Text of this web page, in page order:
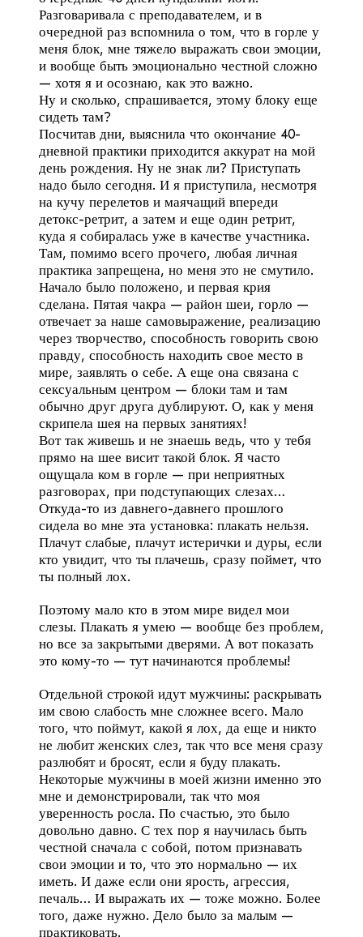
Разговаривала с преподавателем, и в
очередной раз вспомнила о том, что в горле у
меня блок, мне тяжело выражать свои эмоции,
и вообще быть эмоционально честной сложно
— хотя я и осознаю, как это важно.
Ну и сколько, спрашивается, этому блоку еще
сидеть там?
Посчитав дни, выяснила что окончание 40-
дневной практики приходится аккурат на мой
день рождения. Ну не знак ли? Приступать
надо было сегодня. И я приступила, несмотря
на кучу перелетов и маячащий впереди
детокс-ретрит, а затем и еще один ретрит,
куда я собиралась уже в качестве участника.
Там, помимо всего прочего, любая личная
практика запрещена, но меня это не смутило.
Начало было положено, и первая крия
сделана. Пятая чакра — район шеи, горло —
отвечает за наше самовыражение, реализацию
через творчество, способность говорить свою
правду, способность находить свое место в
мире, заявлять о себе. А еще она связана с
сексуальным центром — блоки там и там
обычно друг друга дублируют. О, как у меня
скрипела шея на первых занятиях!
Вот так живешь и не знаешь ведь, что у тебя
прямо на шее висит такой блок. Я часто
ощущала ком в горле — при неприятных
разговорах, при подступающих слезах…
Откуда-то из давнего-давнего прошлого
сидела во мне эта установка: плакать нельзя.
Плачут слабые, плачут истерички и дуры, если
кто увидит, что ты плачешь, сразу поймет, что
ты полный лох.
Поэтому мало кто в этом мире видел мои
слезы. Плакать я умею — вообще без проблем,
но все за закрытыми дверями. А вот показать
это кому-то — тут начинаются проблемы!
Отдельной строкой идут мужчины: раскрывать
им свою слабость мне сложнее всего. Мало
того, что поймут, какой я лох, да еще и никто
не любит женских слез, так что все меня сразу
разлюбят и бросят, если я буду плакать.
Некоторые мужчины в моей жизни именно это
мне и демонстрировали, так что моя
уверенность росла. По счастью, это было
довольно давно. С тех пор я научилась быть
честной сначала с собой, потом признавать
свои эмоции и то, что это нормально — их
иметь. И даже если они ярость, агрессия,
печаль… И выражать их — тоже можно. Более
того, даже нужно. Дело было за малым —
практиковать.